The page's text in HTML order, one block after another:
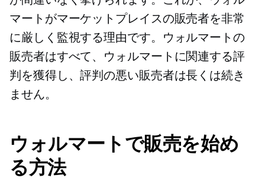
マートがマーケットプレイスの販売者を非常
に厳しく監視する理由です。ウォルマートの
販売者はすべて、ウォルマートに関連する評
判を獲得し、評判の悪い販売者は長くは続き
ません。
ウォルマートで販売を始め
る方法